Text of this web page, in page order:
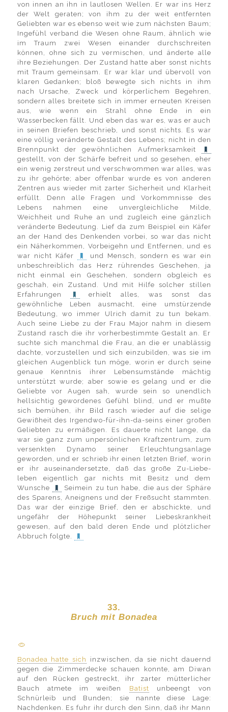
von innen an ihn in lautlosen Wellen. Er war ins Herz
der Welt geraten; von ihm zu der weit entfernten
Geliebten war es ebenso weit wie zum nächsten Baum;
Ingefühl verband die Wesen ohne Raum, ähnlich wie
im Traum zwei Wesen einander durchschreiten
können, ohne sich zu vermischen, und änderte alle
ihre Beziehungen. Der Zustand hatte aber sonst nichts
mit Traum gemeinsam. Er war klar und übervoll von
klaren Gedanken; bloß bewegte sich nichts in ihm
nach Ursache, Zweck und körperlichem Begehren,
sondern alles breitete sich in immer erneuten Kreisen
aus, wie wenn ein Strahl ohne Ende in ein
Wasserbecken fällt. Und eben das war es, was er auch
in seinen Briefen beschrieb, und sonst nichts. Es war
eine völlig veränderte Gestalt des Lebens; nicht in den
Brennpunkt der gewöhnlichen Aufmerksamkeit
gestellt, von der Schärfe befreit und so gesehen, eher
ein wenig zerstreut und verschwommen war alles, was
zu ihr gehörte; aber offenbar wurde es von anderen
Zentren aus wieder mit zarter Sicherheit und Klarheit
erfüllt. Denn alle Fragen und Vorkommnisse des
Lebens nahmen eine unvergleichliche Milde,
Weichheit und Ruhe an und zugleich eine gänzlich
veränderte Bedeutung. Lief da zum Beispiel ein Käfer
an der Hand des Denkenden vorbei, so war das nicht
ein Näherkommen, Vorbeigehn und Entfernen, und es
war nicht Käfer
und Mensch, sondern es war ein
unbeschreiblich das Herz rührendes Geschehen, ja
nicht einmal ein Geschehen, sondern obgleich es
geschah, ein Zustand. Und mit Hilfe solcher stillen
Erfahrungen
erhielt alles, was sonst das
gewöhnliche Leben ausmacht, eine umstürzende
Bedeutung, wo immer Ulrich damit zu tun bekam.
Auch seine Liebe zu der Frau Major nahm in diesem
Zustand rasch die ihr vorherbestimmte Gestalt an. Er
suchte sich manchmal die Frau, an die er unablässig
dachte, vorzustellen und sich einzubilden, was sie im
gleichen Augenblick tun möge, worin er durch seine
genaue Kenntnis ihrer Lebensumstände mächtig
unterstützt wurde; aber sowie es gelang und er die
Geliebte vor Augen sah, wurde sein so unendlich
hellsichtig gewordenes Gefühl blind, und er mußte
sich bemühen, ihr Bild rasch wieder auf die selige
Gewißheit des Irgendwo-für-ihn-da-seins einer großen
Geliebten zu ermäßigen. Es dauerte nicht lange, da
war sie ganz zum unpersönlichen Kraftzentrum, zum
versenkten Dynamo seiner Erleuchtungsanlage
geworden, und er schrieb ihr einen letzten Brief, worin
er ihr auseinandersetzte, daß das große Zu-Liebe-
leben eigentlich gar nichts mit Besitz und dem
Wunsche
Seimein zu tun habe, die aus der Sphäre
des Sparens, Aneignens und der Freßsucht stammten.
Das war der einzige Brief, den er abschickte, und
ungefähr der Höhepunkt seiner Liebeskrankheit
gewesen, auf den bald deren Ende und plötzlicher
Abbruch folgte.
33.
Bruch mit Bonadea
Bonadea hatte sich
inzwischen, da sie nicht dauernd
gegen die Zimmerdecke schauen konnte, am Diwan
auf den Rücken gestreckt, ihr zarter mütterlicher
Bauch atmete im weißen Batist unbeengt von
Schnürleib und Bunden; sie nannte diese Lage:
Nachdenken. Es fuhr ihr durch den Sinn, daß ihr Mann